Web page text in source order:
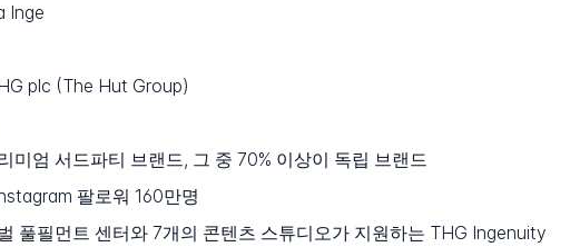
Inge
plc (The Hut Group)
미엄 서드파티 브랜드, 그 중 70% 이상이 독립 브랜드
팔로워 160만명
풀필먼트 센터와 7개의 콘텐츠 스튜디오가 지원하는 THG Ingenuity